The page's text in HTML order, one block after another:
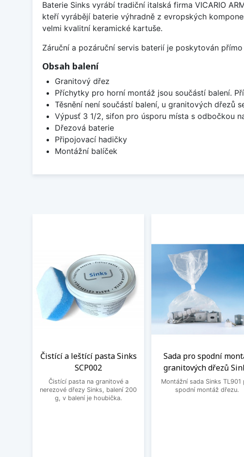
Baterie Sinks vyrábí tradiční italská firma VICARIO
kteří vyrábějí baterie výhradně z evropských
velmi kvalitní keramické kartuše.
Záruční a pozáruční servis baterií je poskytován
Obsah balení
Granitový dřez
Příchytky pro horní montáž jsou součástí balení.
Těsnění není součástí balení, u granitových dřezů
Výpusť 3 1/2, sifon pro úsporu místa s odbočkou
Dřezová baterie
Připojovací hadičky
Montážní balíček
Čistící a leštící pasta Sinks
SCP002
Čistící pasta na granitové a
nerezové dřezy Sinks, balení 200
g, v balení je houbička.
Sada pro spodní
granitových dřezů
Montážní sada Sinks TL901
spodní montáž dřezu.